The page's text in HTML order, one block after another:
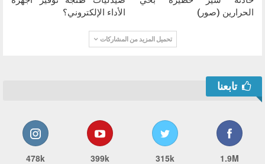
الحرارين (صور)
الأداء الإلكتروني؟
تحميل المزيد من المشاركات
تابعنا
1.9M
315k
399k
478k